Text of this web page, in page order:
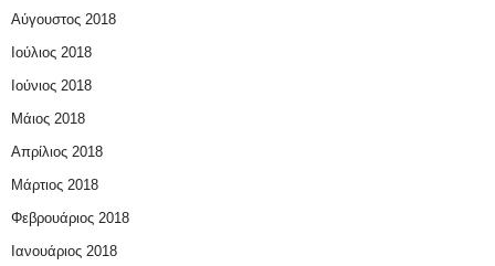
Αύγουστος 2018
Ιούλιος 2018
Ιούνιος 2018
Μάιος 2018
Απρίλιος 2018
Μάρτιος 2018
Φεβρουάριος 2018
Ιανουάριος 2018